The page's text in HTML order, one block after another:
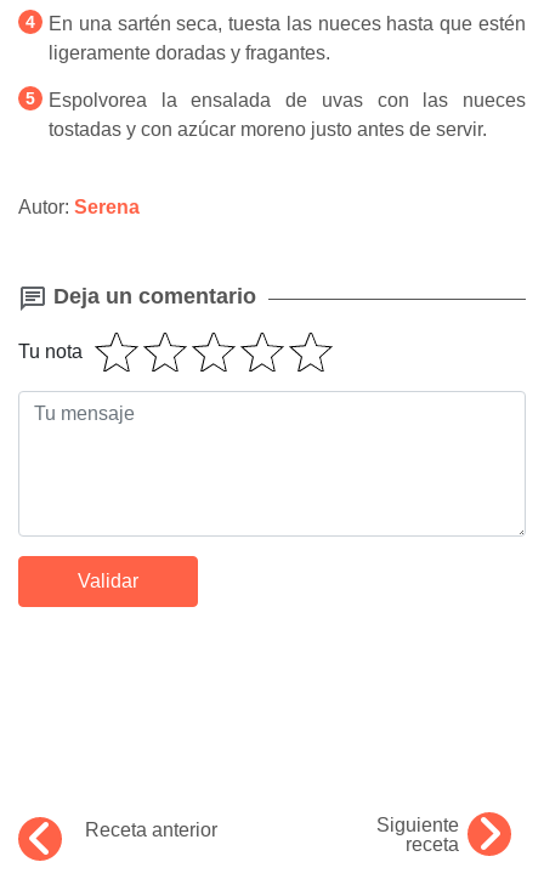
En una sartén seca, tuesta las nueces hasta que estén
ligeramente doradas y fragantes.
Espolvorea la ensalada de uvas con las nueces
tostadas y con azúcar moreno justo antes de servir.
Autor: Serena
Deja un comentario
Tu nota
Receta anterior
Siguiente
receta